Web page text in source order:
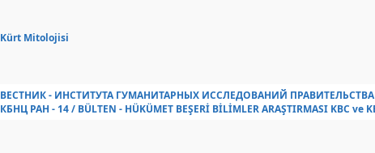
Kürt Mitolojisi
ВЕСТНИК - ИНСТИТУТА ГУМАНИТАРНЫХ ИССЛЕДОВАНИЙ ПРАВИТЕЛЬСТВА
КБНЦ РАН - 14 / BÜLTEN - HÜKÜMET BEŞERİ BİLİMLER ARAŞTIRMASI KBC ve